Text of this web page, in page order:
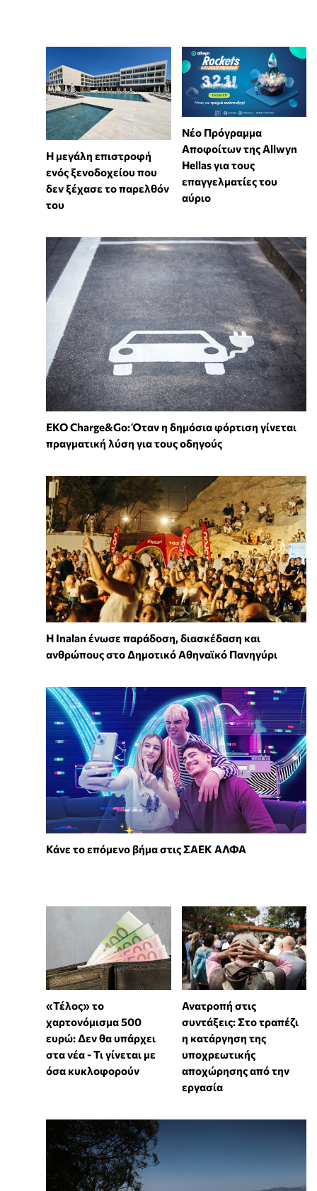
Η μεγάλη επιστροφή
ενός ξενοδοχείου που
δεν ξέχασε το παρελθόν
του
Νέο Πρόγραμμα
Αποφοίτων της Allwyn
Hellas για τους
επαγγελματίες του
αύριο
EKO Charge&Go: Όταν η δημόσια φόρτιση γίνεται
πραγματική λύση για τους οδηγούς
Η Inalan ένωσε παράδοση, διασκέδαση και
ανθρώπους στο Δημοτικό Αθηναϊκό Πανηγύρι
Κάνε το επόμενο βήμα στις ΣΑΕΚ ΑΛΦΑ
«Τέλος» το
χαρτονόμισμα 500
ευρώ: Δεν θα υπάρχει
στα νέα - Τι γίνεται με
όσα κυκλοφορούν
Ανατροπή στις
συντάξεις: Στο τραπέζι
η κατάργηση της
υποχρεωτικής
αποχώρησης από την
εργασία